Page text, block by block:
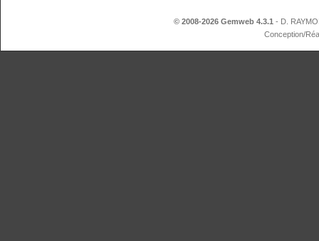
© 2008-2026 Gemweb 4.3.1 - D.
Conception/